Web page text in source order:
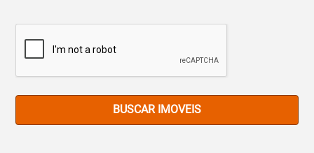
BUSCAR IMOVEIS